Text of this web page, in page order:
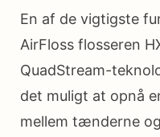
En af de vigtigste
AirFloss flosseren
QuadStream-
det muligt at opnå
mellem tænderne